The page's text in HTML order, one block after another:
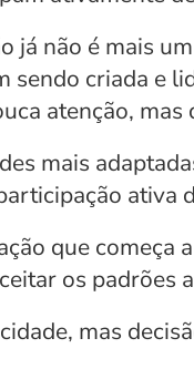
já não é mais
sendo criada e
atenção,
mais
ativa
que
os padrões
mas